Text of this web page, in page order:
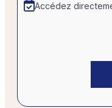
Accédez